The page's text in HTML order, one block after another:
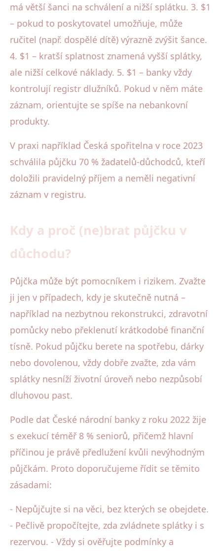
má větší šanci na schválení a nižší splátku. 3. $1
– pokud to poskytovatel umožňuje, může
ručitel (např. dospělé dítě) výrazně zvýšit šance.
4. $1 – kratší splatnost znamená vyšší splátky,
ale nižší celkové náklady. 5. $1 – banky vždy
kontrolují registr dlužníků. Pokud v něm máte
záznam, orientujte se spíše na nebankovní
produkty.
V praxi například Česká spořitelna v roce 2023
schválila půjčku 70 % žadatelů-důchodců, kteří
doložili pravidelný příjem a neměli negativní
záznam v registru.
Kdy a proč (ne)brat půjčku v
důchodu?
Půjčka může být pomocníkem i rizikem. Zvažte
ji jen v případech, kdy je skutečně nutná –
například na nezbytnou rekonstrukci, zdravotní
pomůcky nebo překlenutí krátkodobé finanční
tísně. Pokud půjčku berete na spotřebu, dárky
nebo dovolenou, vždy dobře zvažte, zda vám
splátky nesníží životní úroveň nebo nezpůsobí
dluhovou past.
Podle dat České národní banky z roku 2022 žije
s exekucí téměř 8 % seniorů, přičemž hlavní
příčinou je právě předlužení kvůli nevýhodným
půjčkám. Proto doporučujeme řídit se těmito
zásadami:
- Nepůjčujte si na věci, bez kterých se obejdete.
- Pečlivě propočítejte, zda zvládnete splátky i s
rezervou. - Vždy si ověřujte podmínky a